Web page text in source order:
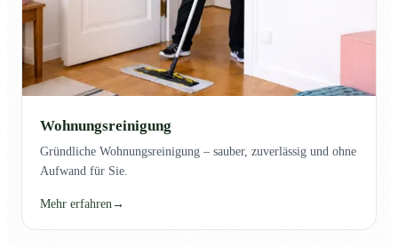
Wohnungsreinigung
Gründliche Wohnungsreinigung – sauber, zuverlässig und ohne
Aufwand für Sie.
Mehr erfahren →